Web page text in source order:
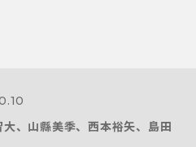
、山縣美季、西本裕矢、島田